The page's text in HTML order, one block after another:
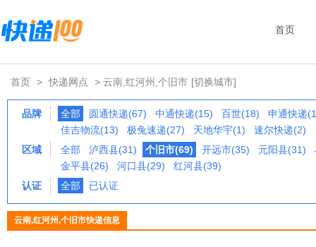
首页
首页 > 快递网点 > 云南,红河州,个旧市 [切换城市]
品牌 全部 圆通快递(67) 中通快递(15) 百世(18)
申通快递
佳吉物流(13)
极兔速递(27) 天地华宇(1)
速尔快递(2)
区域
全部 泸西县(31) 个旧市(69) 开远市(35) 元阳县(31)
金平县(26)
河口县(29)
红河县(39)
认证
全部 已认证
云南,红河州,个旧市快递信息